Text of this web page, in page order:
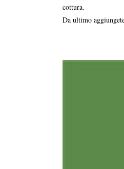
cottura.
Da ultimo